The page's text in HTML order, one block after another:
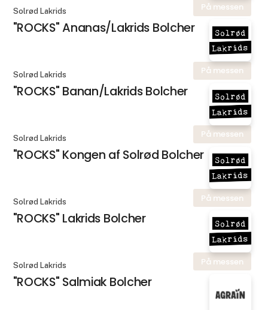
På messen
Solrød Lakrids
"ROCKS" Ananas/Lakrids Bolcher
På messen
Solrød Lakrids
"ROCKS" Banan/Lakrids Bolcher
På messen
Solrød Lakrids
"ROCKS" Kongen af Solrød Bolcher
På messen
Solrød Lakrids
"ROCKS" Lakrids Bolcher
På messen
Solrød Lakrids
"ROCKS" Salmiak Bolcher